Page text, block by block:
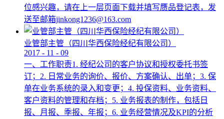
位感兴趣，请在上一层页面下载并填写赝品登记表，发
送至邮箱jinkong1236@163.com
业管部主管（四川华西保险经纪有限公司）
2017 - 11 - 09
一、工作职责1. 经纪公司的客户协议和授权委托书签
订；2. 日常业务的询价、报价、方案确认、出单；3. 保
单在业务系统的录入和变更；4. 投保资料、业务资料、
客户资料的管理和存档；5. 业务报表的制作，包括日
报、月报、季报、年报；6. 业务经营情况及KPI的分析